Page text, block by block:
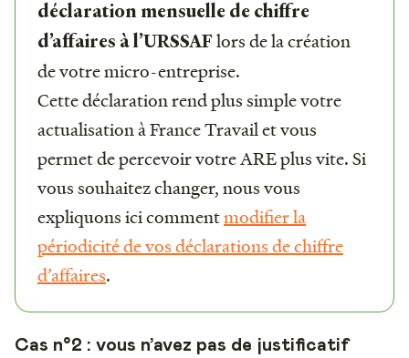
déclaration mensuelle de chiffre
d’affaires à l’URSSAFlors de la création
de votre micro-entreprise.
Cette déclaration rend plus simple votre
actualisation à France Travail et vous
permet de percevoir votre ARE plus vite. Si
vous souhaitez changer, nous vous
expliquons ici commentmodifier la
périodicité de vos déclarations de chiffre
d’affaires.
Cas n°2 : vous n’avez pas de justificatif